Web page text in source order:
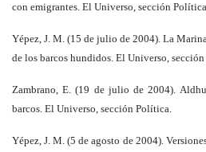
con emigrantes. El Universo, sección
Yépez, J. M. (15 de julio de 2004). La
de los barcos hundidos. El Universo,
Zambrano, E. (19 de julio de 2004).
barcos. El Universo, sección Política.
Yépez, J. M. (5 de agosto de 2004).